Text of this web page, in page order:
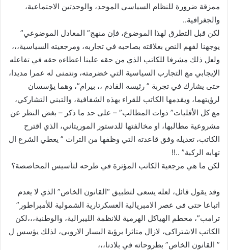
ممزقة ضرورة للنظام السياسي الموحد، والوحدتين الاجتماعية،
والجغرافية..
لكن قبل التطرق لهذا الموضوع، فإن منهج” المعادل الموضوعي”
يوجهنا لفهم النص بعلاقته بصاحبه في تجاربه، ومرجعيته السياسية،،،
ولعل ذلك مشرفا للكاتب الذي من حقه علينا اعطاءه حقه في تفاعله
الإيجابي مع التجارب السياسية التي خضرمته، ونتمنى له عمرا مديدا،
حتى يشارك في تجربة ” رئيسه القادم ،، بيرام”، وهما يؤسسان
لرؤيتهما، ويقدمها الكاتب للقراء بهذه الشفافية، والتبني التشاركي،
مع كل الأقليات” ذوات المطالب” – على حد ما ذكر – بغض النظر عن
مشروعية مطالبها، او مخالفتها للدستور الموريتاني، الذي اقترح
الكاتب، تعديله وفق قاعدته التي وظفها من التراث ” يعطي الشرع ال
تهابه الركبة” ..!!
لكن ما هي مرجعية الكاتب المؤثرة في طرحه لتأسيس المحاصصة؟
وقد يقول قائل، لعله يسعى لتطبيق “القانون الخاص” الذي لا يعدم
اتباعا حتى فى عصر الامبريالية العسكرتارية الشمولية للأمبراطور”
ترامب”، محطم الهياكل الهرمية للانظمة الليبرالية، والوطنية،،،لكن
الكاتب الاشتراكي، لازال متاثرا برؤية اليسار الاروبي، لذلك يؤسس ل
” القانون الخاص” بطروحاته في بلادنا،،،